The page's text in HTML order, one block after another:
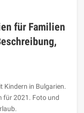
für Familien
Kindern in Bulgarien.
für 2021. Foto und